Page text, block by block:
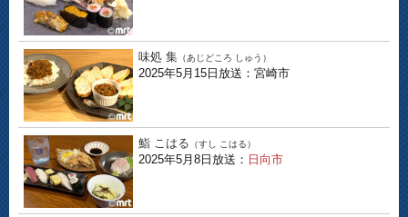
味処 集 （あじどころ しゅう）
2025年5月15日放送：宮崎市
鮨 こはる （すし こはる）
2025年5月8日放送： 日向市